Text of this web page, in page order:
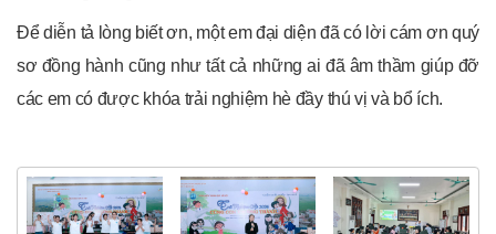
Để diễn tả lòng biết ơn, một em đại diện đã có lời cám ơn quý
sơ đồng hành cũng như tất cả những ai đã âm thầm giúp đỡ
các em có được khóa trải nghiệm hè đầy thú vị và bổ ích.